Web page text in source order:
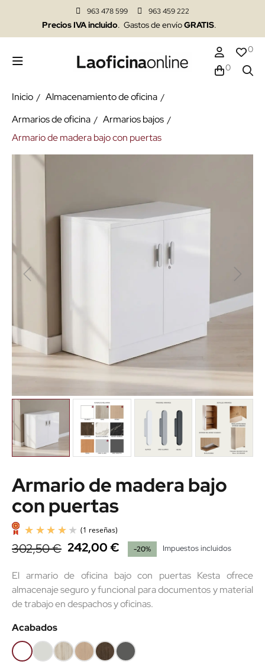
963 478 599 963 459 222
Precios IVA incluido. Gastos de envíoGRATIS.
0
0
Inicio
Almacenamiento de oficina
Armarios de oficina
Armarios bajos
Armario de madera bajo con puertas
Armario de madera bajo
con puertas
302,50 € 242,00 € -20% Impuestos incluidos
El armario de oficina bajo con puertas Kesta ofrece
almacenaje seguro y funcional para documentos y material
de trabajo en despachos y oficinas.
Acabados
Blanco
68
Gris
61
Haya
52
Roble
60
Castaño
53
Gris
grafito